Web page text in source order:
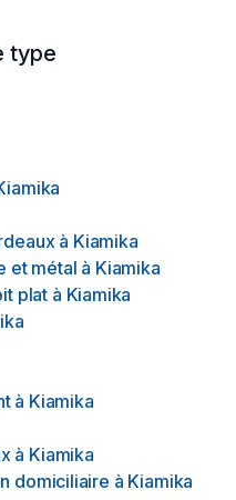
type
à Kiamika
et métal à Kiamika
plat à Kiamika
à Kiamika
à Kiamika
domiciliaire à Kiamika